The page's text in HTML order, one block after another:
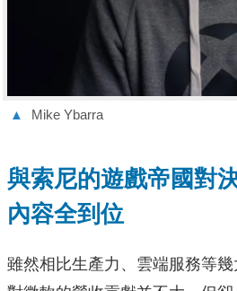
▲ Mike Ybarra
與索尼的遊戲帝國對
內容全到位
雖然相比生產力、雲端服務等